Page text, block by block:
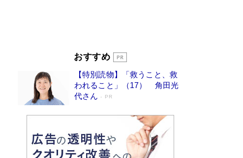
転 上司の“意外な一言”から生まれた「雑談のテ
皇室はなぜ世界から尊敬されているのか？ 「天
皇陛下はお元気でおられるか」がサウジ国王の第
一声になる理由
Book Bang
おすすめ
【特別読物】「救うこと、救
われること」（17） 角田光
代さん
PR